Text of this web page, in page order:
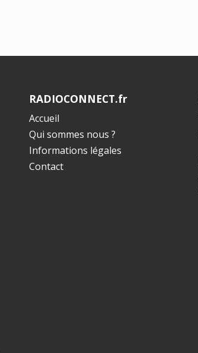
RADIOCONNECT.fr
Accueil
Qui sommes nous ?
Informations légales
Contact